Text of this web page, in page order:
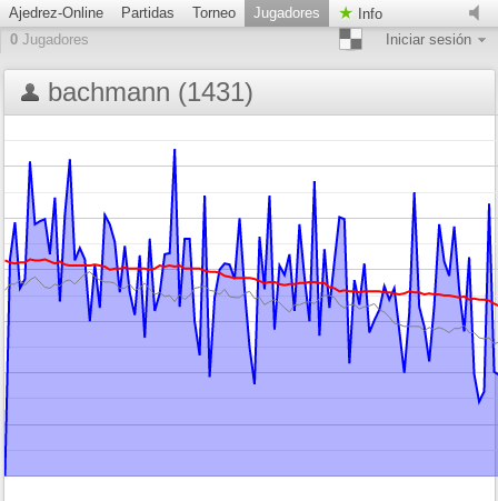
Ajedrez-Online Partidas Torneo Jugadores
Info
0 Jugadores Iniciar sesión
bachmann (1431)